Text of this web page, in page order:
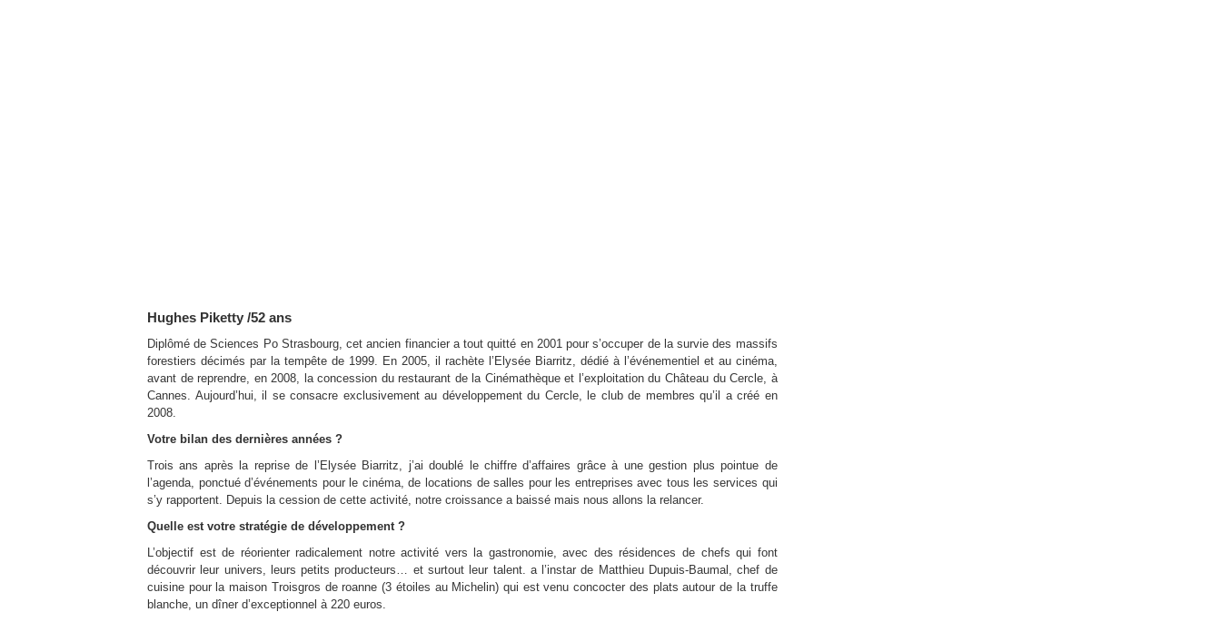
Hughes Piketty /52 ans
Diplômé de Sciences Po Strasbourg, cet ancien financier a tout quitté en 2001 pour s’occuper de la survie des massifs
forestiers décimés par la tempête de 1999. En 2005, il rachète l’Elysée Biarritz, dédié à l’événementiel et au cinéma,
avant de reprendre, en 2008, la concession du restaurant de la Cinémathèque et l’exploitation du Château du Cercle, à
Cannes. Aujourd’hui, il se consacre exclusivement au développement du Cercle, le club de membres qu’il a créé en
2008.
Votre bilan des dernières années ?
Trois ans après la reprise de l’Elysée Biarritz, j’ai doublé le chiffre d’affaires grâce à une gestion plus pointue de
l’agenda, ponctué d’événements pour le cinéma, de locations de salles pour les entreprises avec tous les services qui
s’y rapportent. Depuis la cession de cette activité, notre croissance a baissé mais nous allons la relancer.
Quelle est votre stratégie de développement ?
L’objectif est de réorienter radicalement notre activité vers la gastronomie, avec des résidences de chefs qui font
découvrir leur univers, leurs petits producteurs… et surtout leur talent. a l’instar de Matthieu Dupuis-Baumal, chef de
cuisine pour la maison Troisgros de roanne (3 étoiles au Michelin) qui est venu concocter des plats autour de la truffe
blanche, un dîner d’exceptionnel à 220 euros.